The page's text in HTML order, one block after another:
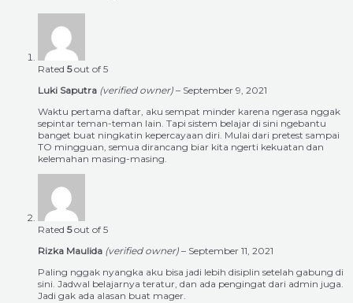
Rated 5out of 5
Luki Saputra (verified owner) – September 9, 2021
Waktu pertama daftar, aku sempat minder karena ngerasa nggak
sepintar teman-teman lain. Tapi sistem belajar di sini ngebantu
banget buat ningkatin kepercayaan diri. Mulai dari pretest sampai
TO mingguan, semua dirancang biar kita ngerti kekuatan dan
kelemahan masing-masing.
Rated 5out of 5
Rizka Maulida (verified owner) – September 11, 2021
Paling nggak nyangka aku bisa jadi lebih disiplin setelah gabung di
sini. Jadwal belajarnya teratur, dan ada pengingat dari admin juga.
Jadi gak ada alasan buat mager.